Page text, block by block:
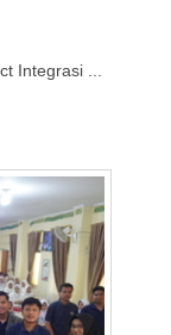
Integrasi ...